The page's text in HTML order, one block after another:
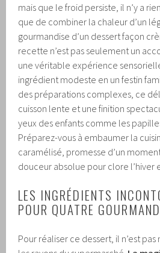
mais que le froid persiste, il n’y a
que de combiner la chaleur d’un
gourmandise d’un dessert façon
recette n’est pas seulement un
une véritable expérience
ingrédient modeste en un festin
des préparations complexes, ce
cuisson lente et une finition
yeux des enfants comme les
Préparez-vous à embaumer la
caramélisé, promesse d’un
douceur absolue pour clore l’hiver
LES INGRÉDIENTS
POUR QUATRE
Pour réaliser ce dessert, il n’est